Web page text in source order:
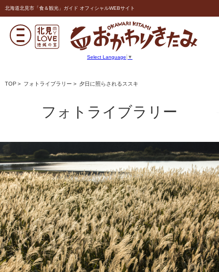
北海道北見市「食＆観光」ガイド オフィシャルWEBサイト
Select Language ▼
TOP > フォトライブラリー > 夕日に照らされるススキ
フォトライブラリー